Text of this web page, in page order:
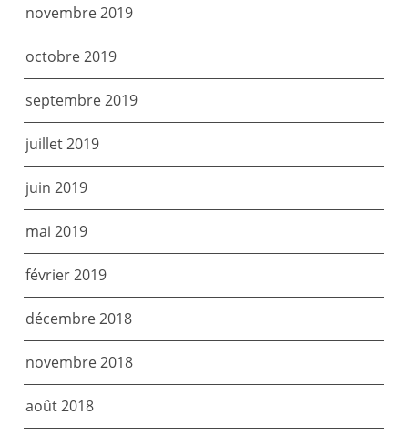
novembre 2019
octobre 2019
septembre 2019
juillet 2019
juin 2019
mai 2019
février 2019
décembre 2018
novembre 2018
août 2018